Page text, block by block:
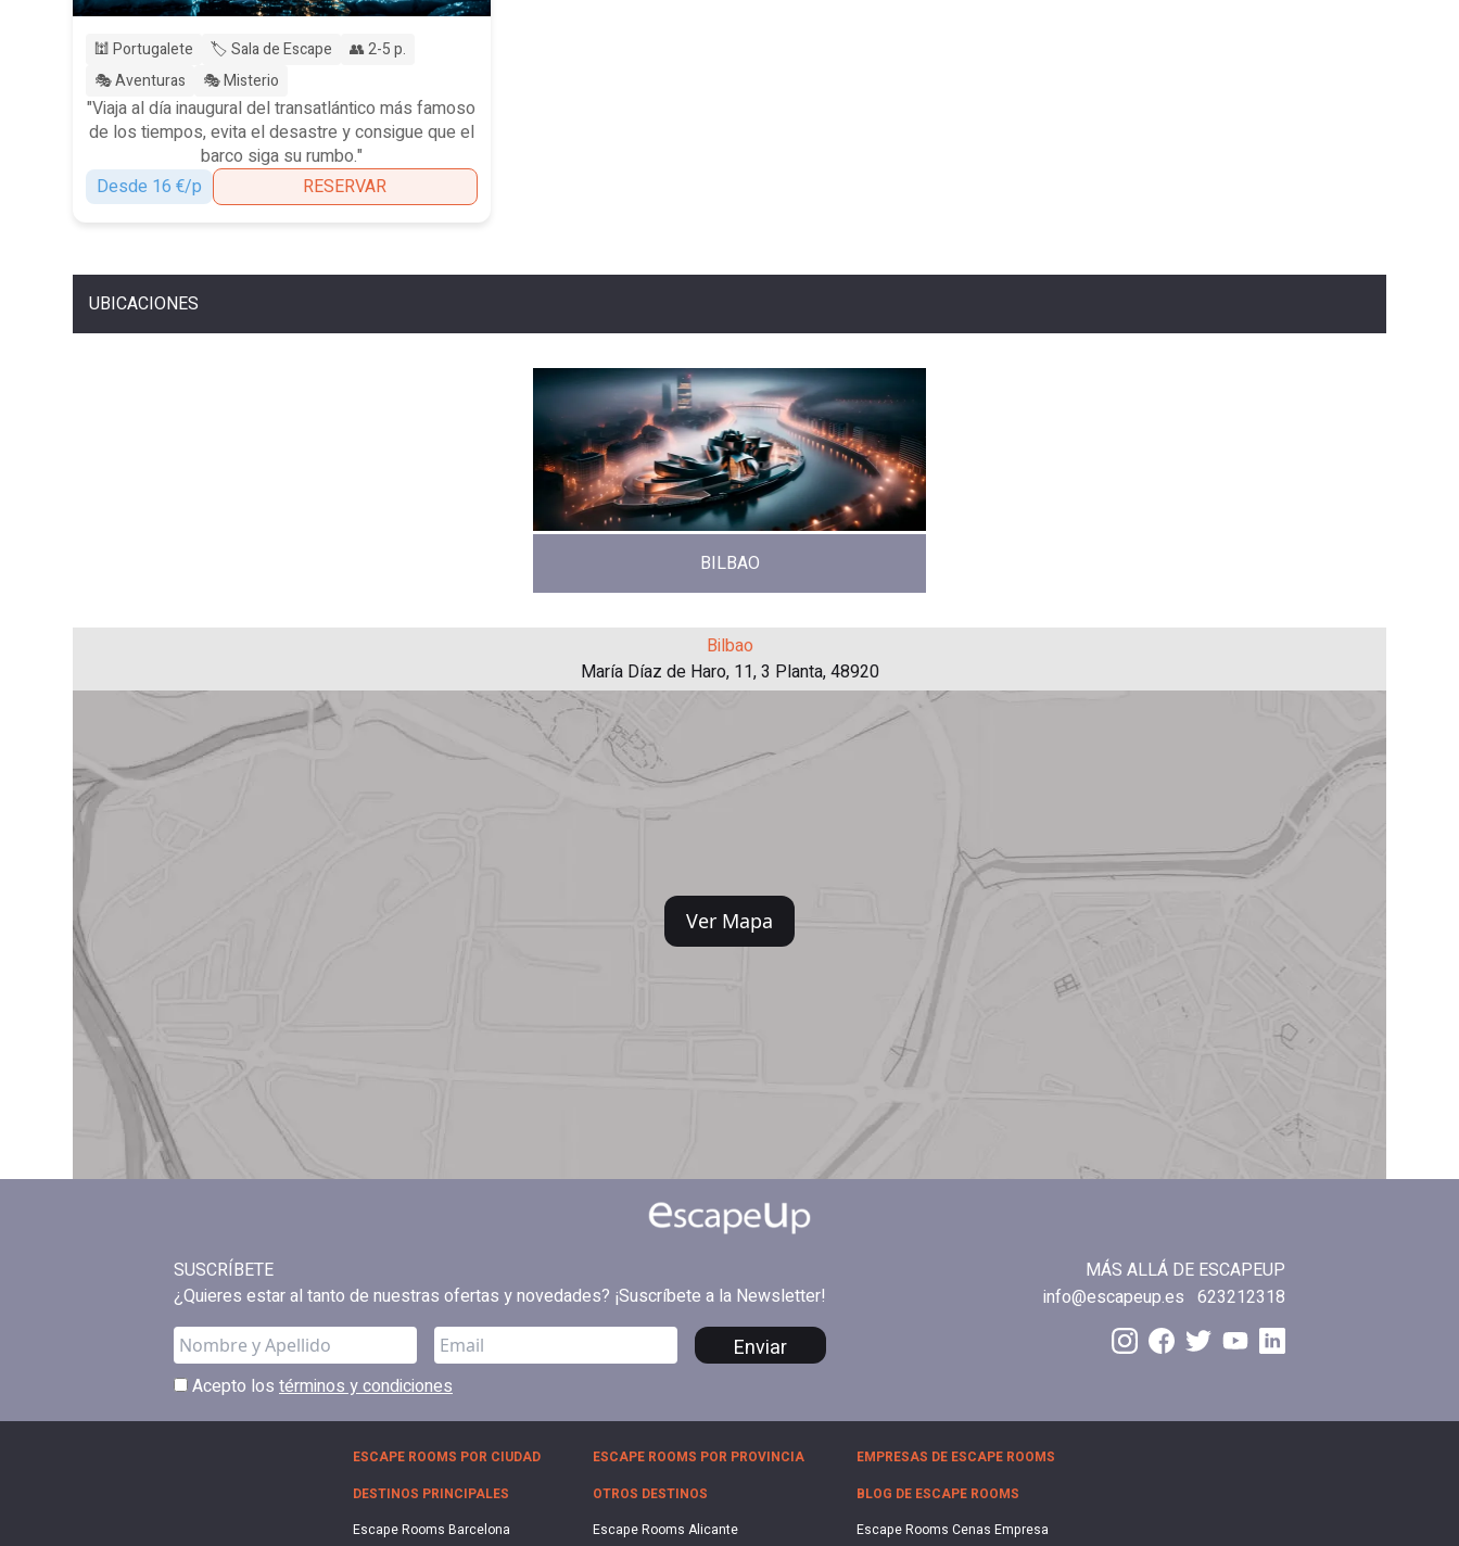
🕍 Portugalete 🏷️ Sala de Escape
👥 2-5 p.
🎭 Aventuras
🎭 Misterio
"Viaja al día inaugural del transatlántico más famoso
de los tiempos, evita el desastre y consigue que el
barco siga su rumbo."
Desde 16 €/p
RESERVAR
UBICACIONES
BILBAO
Bilbao
María Díaz de Haro, 11, 3 Planta, 48920
Ver Mapa
SUSCRÍBETE
¿Quieres estar al tanto de nuestras ofertas y novedades? ¡Suscríbete a la Newsletter!
Enviar
Acepto los términos y condiciones
MÁS ALLÁ DE ESCAPEUP
info@escapeup.es 623212318
ESCAPE ROOMS POR CIUDAD
DESTINOS PRINCIPALES
Escape Rooms Barcelona
ESCAPE ROOMS POR PROVINCIA
OTROS DESTINOS
Escape Rooms Alicante
EMPRESAS DE ESCAPE ROOMS
BLOG DE ESCAPE ROOMS
Escape Rooms Cenas Empresa